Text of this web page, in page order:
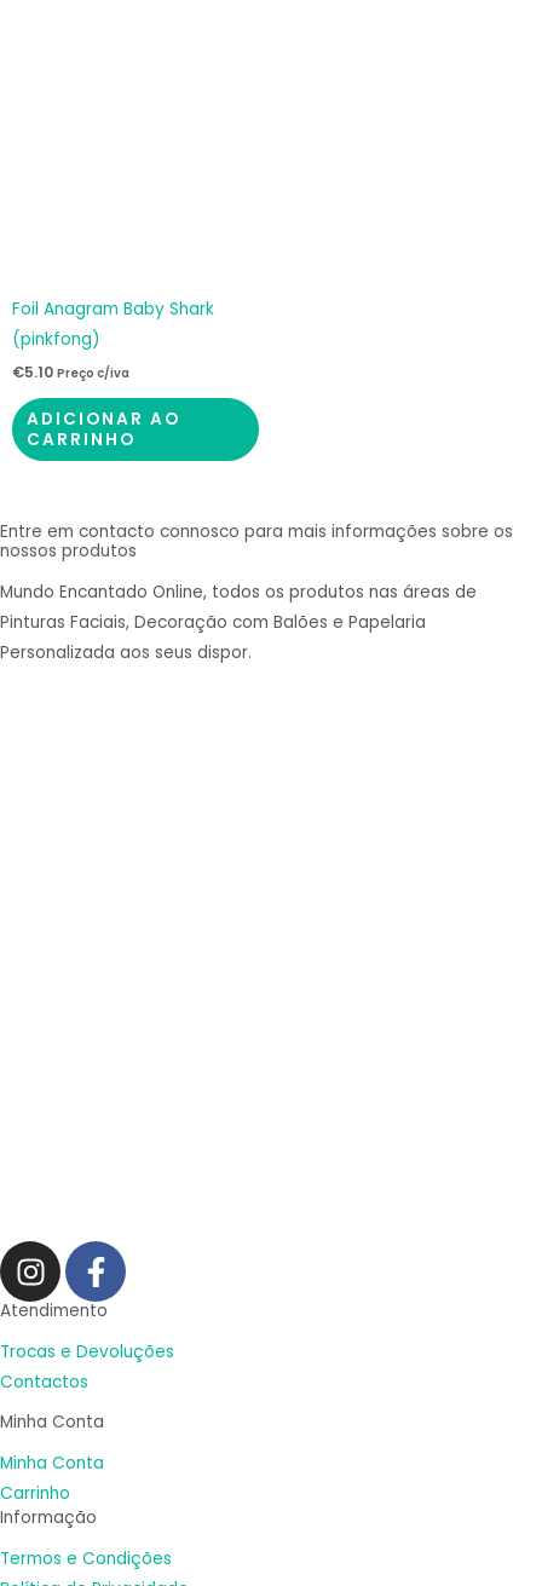
Foil Anagram Baby Shark
(pinkfong)
€5.10 Preço c/iva
ADICIONAR AO
CARRINHO
Entre em contacto connosco para mais informações sobre os
nossos produtos
Mundo Encantado Online, todos os produtos nas áreas de
Pinturas Faciais, Decoração com Balões e Papelaria
Personalizada aos seus dispor.
I
n
s
t
a
g
r
a
m
F
a
c
e
o
o
k
f
Atendimento
Trocas e Devoluções
Contactos
Minha Conta
Minha Conta
Carrinho
Informação
Termos e Condições